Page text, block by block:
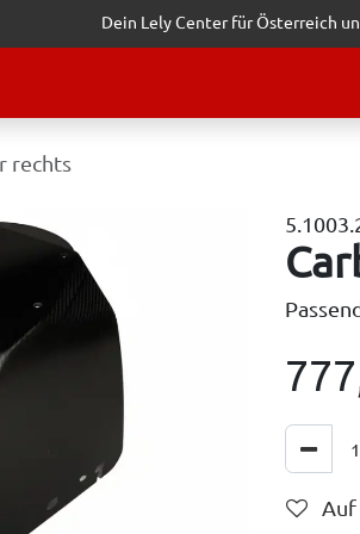
Dein Lely Center für Österreich
rechts